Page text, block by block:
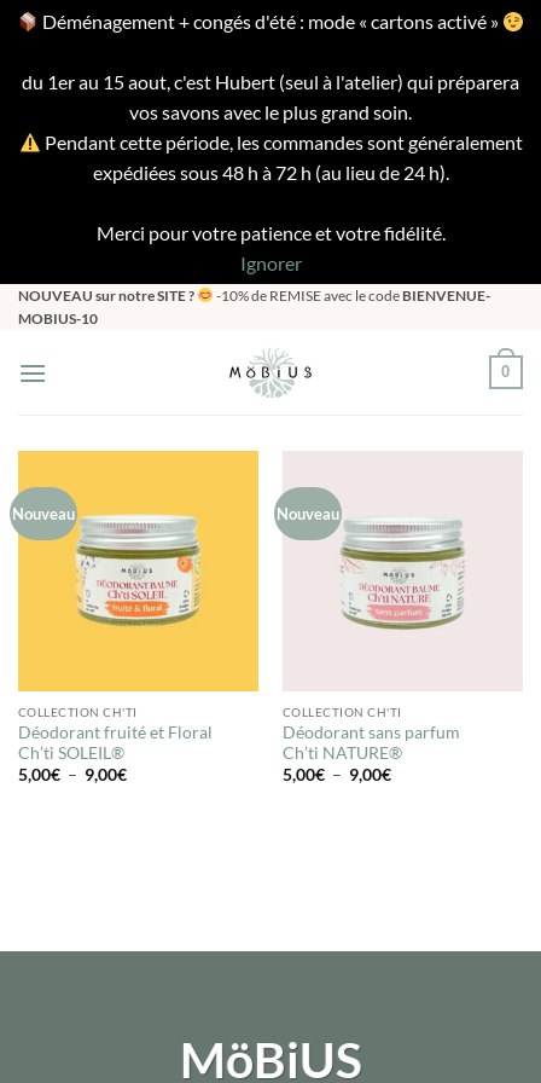
Déménagement + congés d'été : mode « cartons activé »
du 1er au 15 aout, c'est Hubert (seul à l'atelier) qui préparera
vos savons avec le plus grand soin.
Pendant cette période, les commandes sont généralement
expédiées sous 48 h à 72 h (au lieu de 24 h).
Merci pour votre patience et votre fidélité.
Ignorer
Passer
au
NOUVEAU sur notre SITE ? -10% de REMISE avec le code BIENVENUE-
MOBIUS-10
0
Nouveau
COLLECTION CH'TI
Déodorant fruité et Floral
Ch’ti SOLEIL®
5,00€ – 9,00€Plage
Nouveau
COLLECTION CH'TI
Déodorant sans parfum
Ch’ti NATURE®
5,00€ – 9,00€Plage
MöBiUS